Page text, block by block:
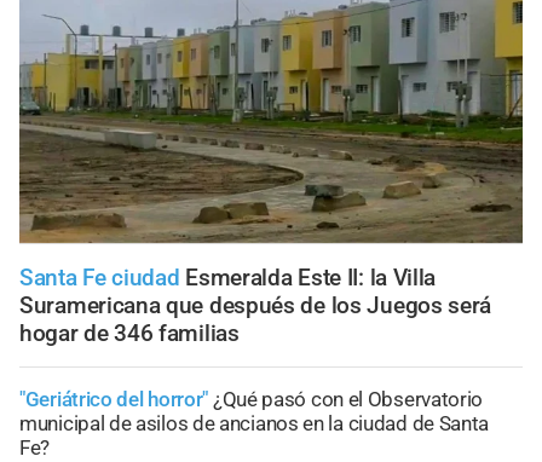
Santa Fe ciudad Esmeralda Este II: la Villa
Suramericana que después de los Juegos será
hogar de 346 familias
"Geriátrico del horror" ¿Qué pasó con el Observatorio
municipal de asilos de ancianos en la ciudad de Santa
Fe?